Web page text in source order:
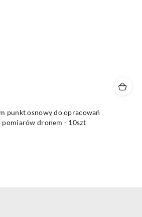
punkt osnowy do opracowań
dronem - 10szt